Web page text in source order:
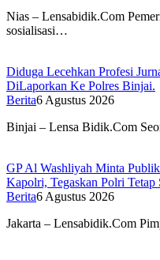
Nias – Lensabidik.Com
sosialisasi…
Diduga Lecehkan Profesi
DiLaporkan Ke Polres Binjai.
Berita6 Agustus 2026
Binjai – Lensa Bidik.Com
GP Al Washliyah Minta
Kapolri, Tegaskan Polri Tetap
Berita6 Agustus 2026
Jakarta – Lensabidik.Com